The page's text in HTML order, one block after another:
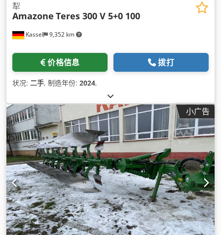
Kassel 9,352 km
犁
Amazone Teres 300 V 5+0 100
价格信息 拨打
状况: 二手, 制造年份: 2024,
小广告